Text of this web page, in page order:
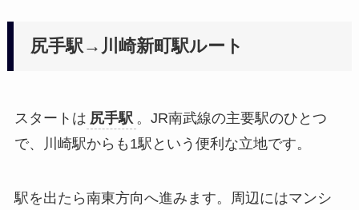
尻手駅→川崎新町駅ルート
スタートは 尻手駅 。JR南武線の主要駅のひとつ
で、川崎駅からも1駅という便利な立地です。
駅を出たら南東方向へ進みます。周辺にはマンシ